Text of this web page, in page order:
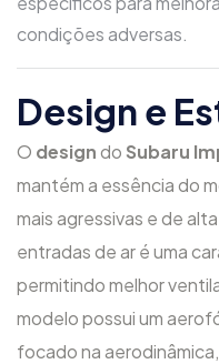
condições adversas.
Design e
O designdo Subaru
mantém a essência do
mais agressivas e de
entradas de ar é uma
permitindo melhor
modelo possui um
focado na